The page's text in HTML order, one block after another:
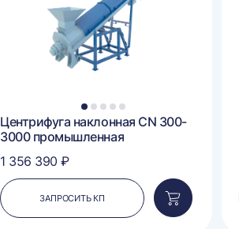
1 2 3 4 5
Центрифуга наклонная CN 300-
3000 промышленная
1 356 390 ₽
ЗАПРОСИТЬ КП
Добавить
в